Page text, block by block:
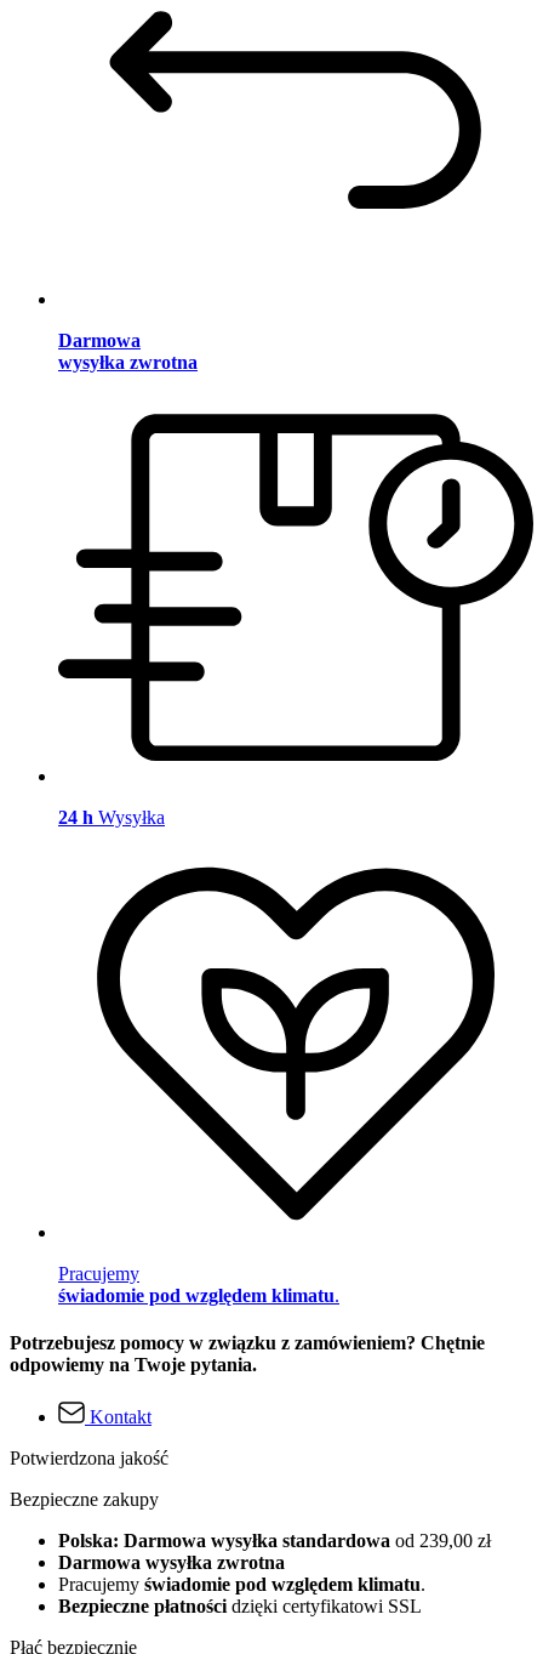
Darmowa
wysyłka zwrotna
24 h Wysyłka
Pracujemy
świadomie pod względem klimatu.
Potrzebujesz pomocy w związku z zamówieniem? Chętnie
odpowiemy na Twoje pytania.
Kontakt
Potwierdzona jakość
Bezpieczne zakupy
Polska: Darmowa wysyłka standardowa od 239,00 zł
Darmowa wysyłka zwrotna
Pracujemy świadomie pod względem klimatu.
Bezpieczne płatności dzięki certyfikatowi SSL
Płać bezpiecznie